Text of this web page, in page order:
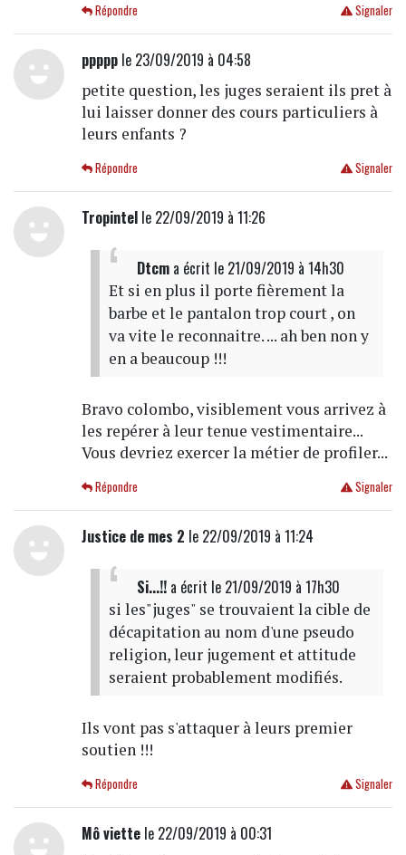
Signaler
Répondre
ppppple 23/09/2019 à 04:58
petite question, les juges seraient ils pret à
lui laisser donner des cours particuliers à
leurs enfants ?
Signaler
Répondre
Tropintelle 22/09/2019 à 11:26
Dtcma écrit le 21/09/2019 à 14h30
Et si en plus il porte fièrement la
barbe et le pantalon trop court , on
va vite le reconnaitre. ... ah ben non y
en a beaucoup !!!
Bravo colombo, visiblement vous arrivez à
les repérer à leur tenue vestimentaire...
Vous devriez exercer la métier de profiler...
Signaler
Répondre
Justice de mes 2 le 22/09/2019 à 11:24
Si...!!a écrit le 21/09/2019 à 17h30
si les"juges" se trouvaient la cible de
décapitation au nom d'une pseudo
religion, leur jugement et attitude
seraient probablement modifiés.
Ils vont pas s'attaquer à leurs premier
soutien !!!
Signaler
Répondre
Mô viettele 22/09/2019 à 00:31